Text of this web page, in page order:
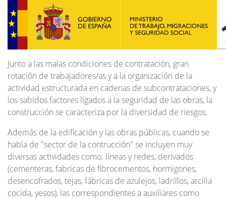
Junto a las malas condiciones de contratación, gran
rotación de trabajadores/as y a la organización de la
actividad estructurada en cadenas de subcontrataciones, y
los sabidos factores ligados a la seguridad de las obras, la
construcción se caracteriza por la diversidad de riesgos.
Además de la edificación y las obras públicas, cuando se
habla de "sector de la contrucción" se incluyen muy
diversas actividades como: líneas y redes, derivados
(cementeras, fabricas de fibrocementos, hormigones,
desencofrados, tejas, fábricas de azulejos, ladrillos, arcilla
cocida, yesos), las correspondientes a auxiliares como